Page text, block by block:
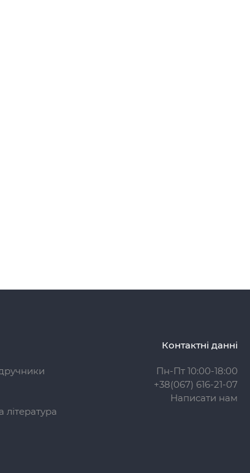
Контактні данні
Пн-Пт 10:00-18:00
+38(067) 616-21-07
Написати нам